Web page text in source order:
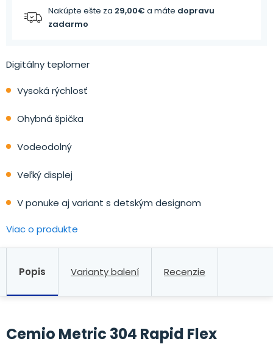
Nakúpte ešte za 29,00€ a máte dopravu
zadarmo
Digitálny teplomer
Vysoká rýchlosť
Ohybná špička
Vodeodolný
Veľký displej
V ponuke aj variant s detským designom
Viac o produkte
Popis Varianty balení Recenzie
Cemio Metric 304 Rapid Flex